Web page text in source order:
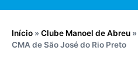
Início » Clube Manoel de Abreu »
CMA de São José do Rio Preto